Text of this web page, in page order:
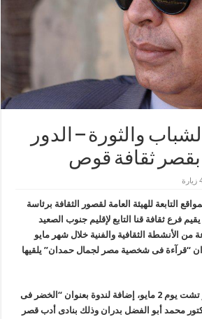
والثورة – الدور
بقصر ثقافة قوص
التابعة للهيئة العامة لقصور الثقافة برئاسة
فرع ثقافة قنا التابع لإقليم جنوب الصعيد
الأنشطة الثقافية والفنية خلال شهر مايو
“قرآءة فى شخصية مصر لجمال حمدان” يلقيها
وذلك بمكتبة بيت ثقافة أبو تشت يوم 2 مايو، إضافة لندوة بعنوان “الخضر فى
محمد أبو الفضل بدران وذلك بنادى أدب قصر